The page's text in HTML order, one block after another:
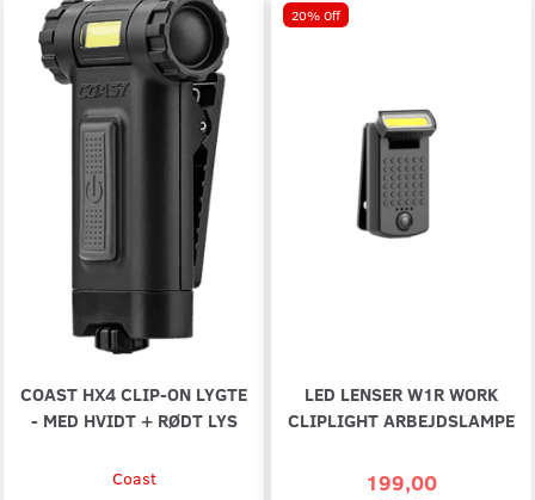
COAST HX4 CLIP-ON LYGTE
- MED HVIDT + RØDT LYS
Coast
20% Off
LED LENSER W1R WORK
CLIPLIGHT ARBEJDSLAMPE
199,00